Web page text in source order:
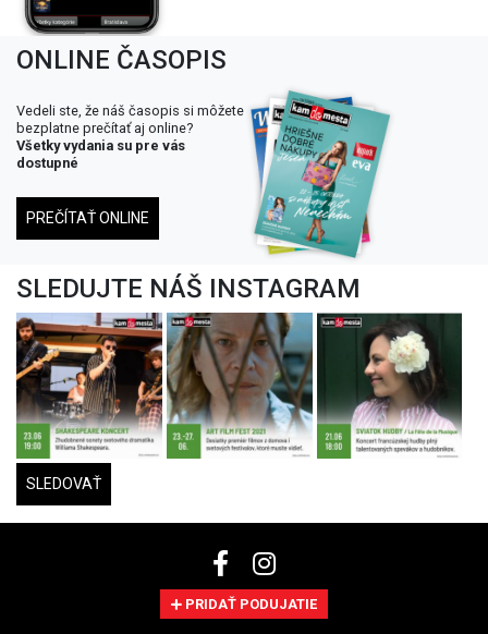
ONLINE ČASOPIS
Vedeli ste, že náš časopis si môžete
bezplatne prečítať aj online?
Všetky vydania su pre vás
dostupné
PREČÍTAŤ ONLINE
SLEDUJTE NÁŠ INSTAGRAM
SLEDOVAŤ
PRIDAŤ PODUJATIE